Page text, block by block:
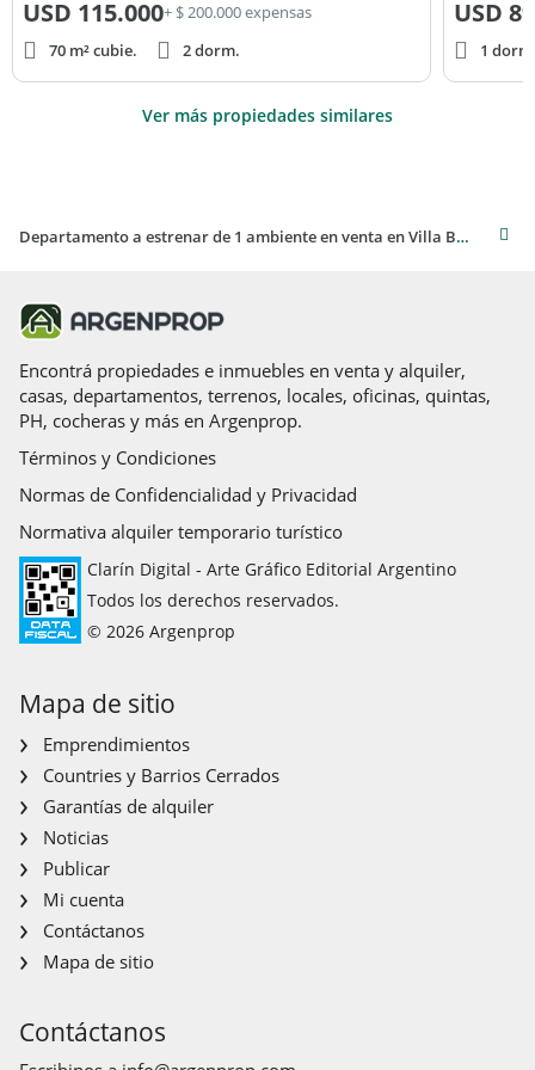
USD 115.000+ $ 200.000 expensas
70 m² cubie.
2 dorm.
USD
1
Ver más propiedades similares
Departamento a estrenar de 1 ambiente en venta en Villa Ballester
Encontrá propiedades e inmuebles en venta y alquiler,
casas, departamentos, terrenos, locales, oficinas, quintas,
PH, cocheras y más en Argenprop.
Términos y Condiciones
Normas de Confidencialidad y Privacidad
Normativa alquiler temporario turístico
Clarín Digital - Arte Gráfico Editorial Argentino
Todos los derechos reservados.
© 2026 Argenprop
Mapa de sitio
Emprendimientos
Countries y Barrios Cerrados
Garantías de alquiler
Noticias
Publicar
Mi cuenta
Contáctanos
Mapa de sitio
Contáctanos